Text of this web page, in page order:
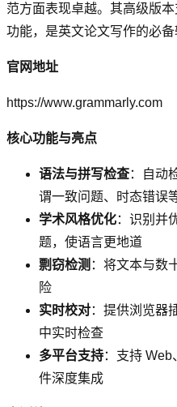
范方面表现卓越。其高级版
功能，是英文论文写作的必备
官网地址
https://www.grammarly.com
核心功能与亮点
语法与拼写检查：自动
谓一致问题、时态错误
学术风格优化：识别并
题，使语言更地道
剽窃检测 ：将文本与数
险
实时校对：提供浏览器
中实时检查
多平台支持：支持
件深度集成